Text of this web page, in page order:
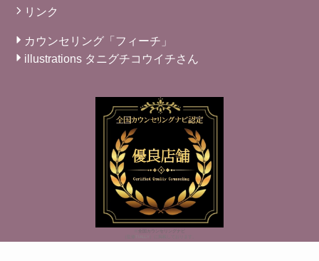
リンク
カウンセリング「フィーチ」
illustrations タニグチコウイチさん
全国カウンセリングナビ